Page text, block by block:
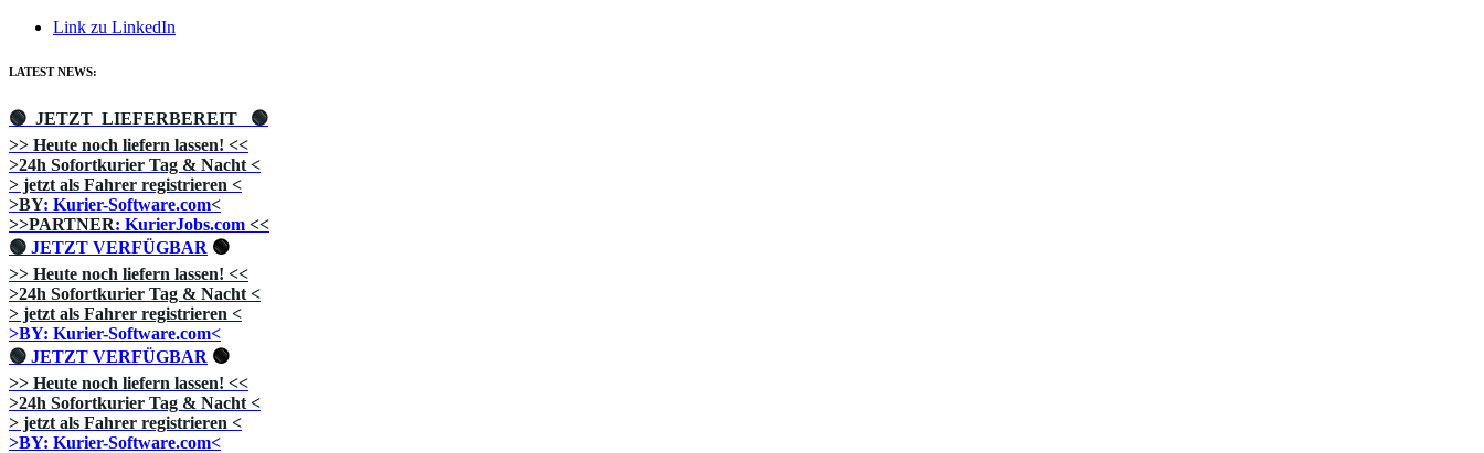
Link zu LinkedIn
LATEST NEWS:
🟢 JETZT LIEFERBEREIT
🟢
>> Heute noch liefern lassen! <<
>24h Sofortkurier Tag & Nacht <
> jetzt als Fahrer registrieren <
>BY: Kurier-Software.com<
>>PARTNER: KurierJobs.com <<
🟢 JETZT VERFÜGBAR 🟢
>> Heute noch liefern lassen! <<
>24h Sofortkurier Tag & Nacht <
> jetzt als Fahrer registrieren <
>BY: Kurier-Software.com<
🟢 JETZT VERFÜGBAR 🟢
>> Heute noch liefern lassen! <<
>24h Sofortkurier Tag & Nacht <
> jetzt als Fahrer registrieren <
>BY: Kurier-Software.com<